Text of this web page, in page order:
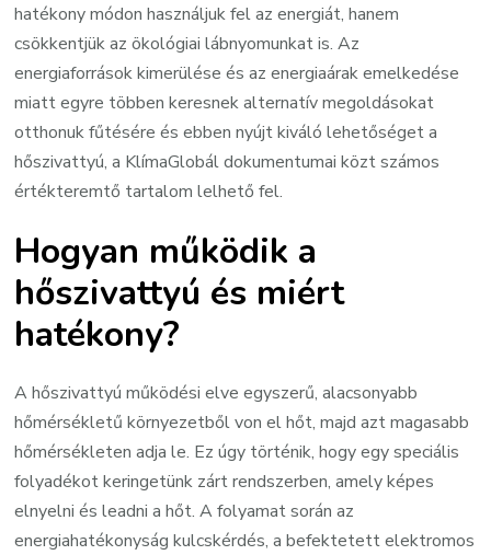
hatékony módon használjuk fel az energiát, hanem
csökkentjük az ökológiai lábnyomunkat is. Az
energiaforrások kimerülése és az energiaárak emelkedése
miatt egyre többen keresnek alternatív megoldásokat
otthonuk fűtésére és ebben nyújt kiváló lehetőséget a
hőszivattyú, a KlímaGlobál dokumentumai közt számos
értékteremtő tartalom lelhető fel.
Hogyan működik a
hőszivattyú és miért
hatékony?
A hőszivattyú működési elve egyszerű, alacsonyabb
hőmérsékletű környezetből von el hőt, majd azt magasabb
hőmérsékleten adja le. Ez úgy történik, hogy egy speciális
folyadékot keringetünk zárt rendszerben, amely képes
elnyelni és leadni a hőt. A folyamat során az
energiahatékonyság kulcskérdés, a befektetett elektromos